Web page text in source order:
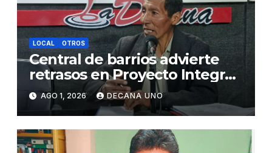
LOCAL OTROS
Central de barrios advierte
retrasos en Proyecto Integral
de Agua y Alcantarillado para
Juliaca
AGO 1, 2026 DECANA UNO